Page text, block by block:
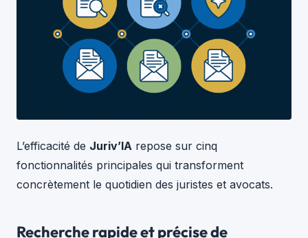
L’efficacité de Juriv’IA repose sur cinq
fonctionnalités principales qui transforment
concrètement le quotidien des juristes et avocats.
Recherche rapide et précise de